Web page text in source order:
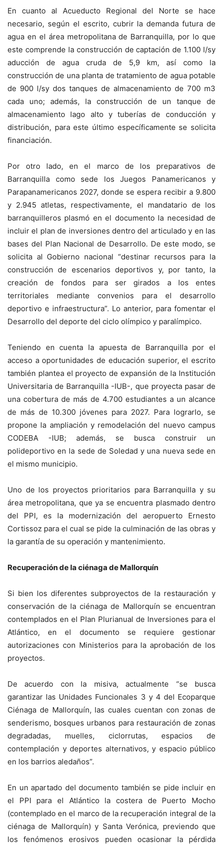
En cuanto al Acueducto Regional del Norte se hace
necesario, según el escrito, cubrir la demanda futura de
agua en el área metropolitana de Barranquilla, por lo que
este comprende la construcción de captación de 1.100 l/sy
aducción de agua cruda de 5,9 km, así como la
construcción de una planta de tratamiento de agua potable
de 900 l/sy dos tanques de almacenamiento de 700 m3
cada uno; además, la construcción de un tanque de
almacenamiento lago alto y tuberías de conducción y
distribución, para este último específicamente se solicita
financiación.
Por otro lado, en el marco de los preparativos de
Barranquilla como sede los Juegos Panamericanos y
Parapanamericanos 2027, donde se espera recibir a 9.800
y 2.945 atletas, respectivamente, el mandatario de los
barranquilleros plasmó en el documento la necesidad de
incluir el plan de inversiones dentro del articulado y en las
bases del Plan Nacional de Desarrollo. De este modo, se
solicita al Gobierno nacional “destinar recursos para la
construcción de escenarios deportivos y, por tanto, la
creación de fondos para ser girados a los entes
territoriales mediante convenios para el desarrollo
deportivo e infraestructura”. Lo anterior, para fomentar el
Desarrollo del deporte del ciclo olímpico y paralímpico.
Teniendo en cuenta la apuesta de Barranquilla por el
acceso a oportunidades de educación superior, el escrito
también plantea el proyecto de expansión de la Institución
Universitaria de Barranquilla -IUB-, que proyecta pasar de
una cobertura de más de 4.700 estudiantes a un alcance
de más de 10.300 jóvenes para 2027. Para lograrlo, se
propone la ampliación y remodelación del nuevo campus
CODEBA -IUB; además, se busca construir un
polideportivo en la sede de Soledad y una nueva sede en
el mismo municipio.
Uno de los proyectos prioritarios para Barranquilla y su
área metropolitana, que ya se encuentra plasmado dentro
del PPI, es la modernización del aeropuerto Ernesto
Cortissoz para el cual se pide la culminación de las obras y
la garantía de su operación y mantenimiento.
Recuperación de la ciénaga de Mallorquín
Si bien los diferentes subproyectos de la restauración y
conservación de la ciénaga de Mallorquín se encuentran
contemplados en el Plan Plurianual de Inversiones para el
Atlántico, en el documento se requiere gestionar
autorizaciones con Ministerios para la aprobación de los
proyectos.
De acuerdo con la misiva, actualmente “se busca
garantizar las Unidades Funcionales 3 y 4 del Ecoparque
Ciénaga de Mallorquín, las cuales cuentan con zonas de
senderismo, bosques urbanos para restauración de zonas
degradadas, muelles, ciclorrutas, espacios de
contemplación y deportes alternativos, y espacio público
en los barrios aledaños”.
En un apartado del documento también se pide incluir en
el PPI para el Atlántico la costera de Puerto Mocho
(contemplado en el marco de la recuperación integral de la
ciénaga de Mallorquín) y Santa Verónica, previendo que
los fenómenos erosivos pueden ocasionar la pérdida